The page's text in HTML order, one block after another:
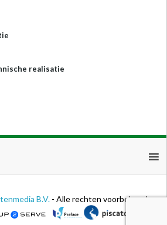
realisatie
B.V. - Alle rechten voorbehouden.